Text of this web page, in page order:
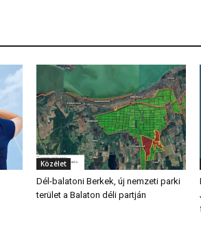
Közélet
Dél-balatoni Berkek, új nemzeti parki
terület a Balaton déli partján